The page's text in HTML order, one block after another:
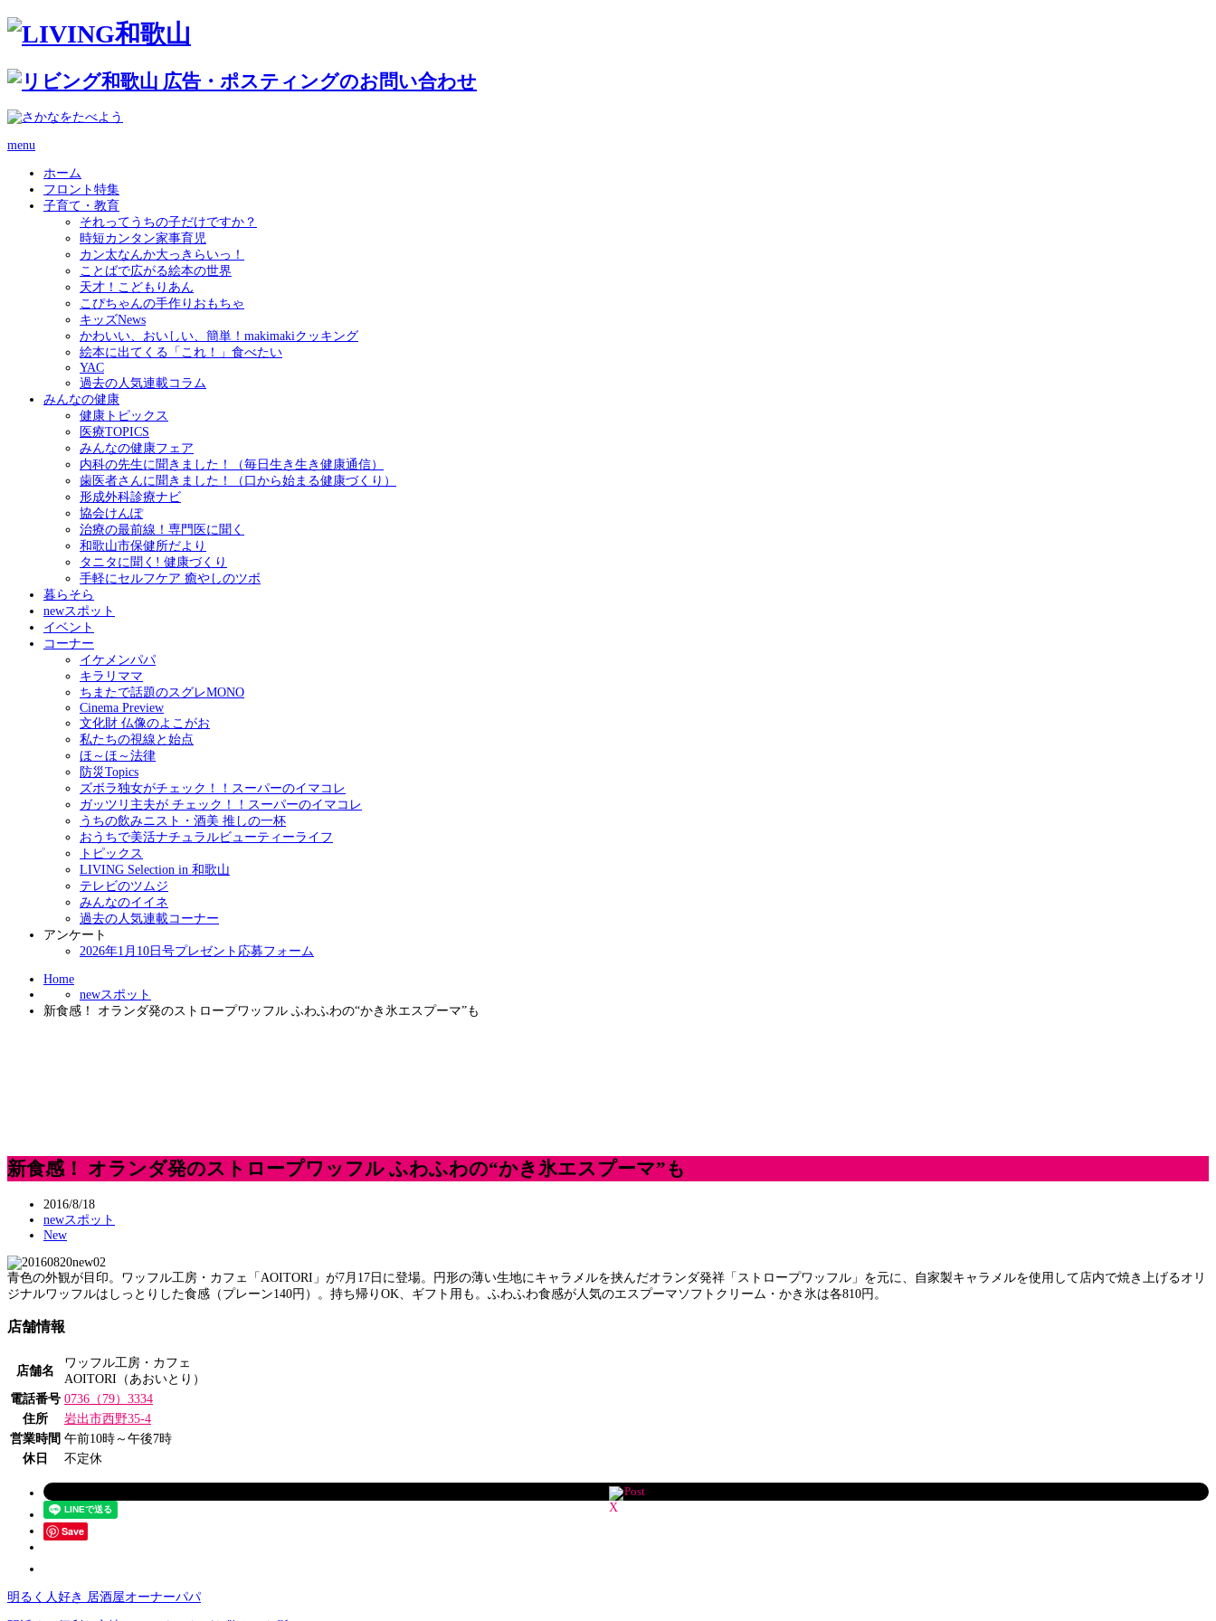
menu
ホーム
フロント特集
子育て・教育
それってうちの子だけですか？
時短カンタン家事育児
カン太なんか大っきらいっ！
ことばで広がる絵本の世界
天才！こどもりあん
こぴちゃんの手作りおもちゃ
キッズNews
かわいい、おいしい、簡単！makimakiクッキング
絵本に出てくる「これ！」食べたい
YAC
過去の人気連載コラム
みんなの健康
健康トピックス
医療TOPICS
みんなの健康フェア
内科の先生に聞きました！（毎日生き生き健康通信）
歯医者さんに聞きました！（口から始まる健康づくり）
形成外科診療ナビ
協会けんぽ
治療の最前線！専門医に聞く
和歌山市保健所だより
タニタに聞く! 健康づくり
手軽にセルフケア 癒やしのツボ
暮らそら
newスポット
イベント
コーナー
イケメンパパ
キラリママ
ちまたで話題のスグレMONO
Cinema Preview
文化財 仏像のよこがお
私たちの視線と始点
ほ～ほ～法律
防災Topics
ズボラ独女がチェック！！スーパーのイマコレ
ガッツリ主夫が チェック！！スーパーのイマコレ
うちの飲みニスト・酒美 推しの一杯
おうちで美活ナチュラルビューティーライフ
トピックス
LIVING Selection in 和歌山
テレビのツムジ
みんなのイイネ
過去の人気連載コーナー
アンケート
2026年1月10日号プレゼント応募フォーム
Home
newスポット
新食感！ オランダ発のストロープワッフル ふわふわの“かき氷エスプーマ”も
新食感！ オランダ発のストロープワッフル ふわふわの“かき氷エスプーマ”も
2016/8/18
newスポット
New
青色の外観が目印。ワッフル工房・カフェ「AOITORI」が7月17日に登場。円形の薄い生地にキャラメルを挟んだオランダ発祥「ストロープワッフル」を元に、自家製キャラメルを使用して店内で焼き上げるオリ
ジナルワッフルはしっとりした食感（プレーン140円）。持ち帰りOK、ギフト用も。ふわふわ食感が人気のエスプーマソフトクリーム・かき氷は各810円。
店舗情報
店舗名
ワッフル工房・カフェ
AOITORI（あおいとり）
電話番号 0736（79）3334
住所
岩出市西野35-4
営業時間 午前10時～午後7時
休日
不定休
Post
Save
明るく人好き 居酒屋オーナーパパ